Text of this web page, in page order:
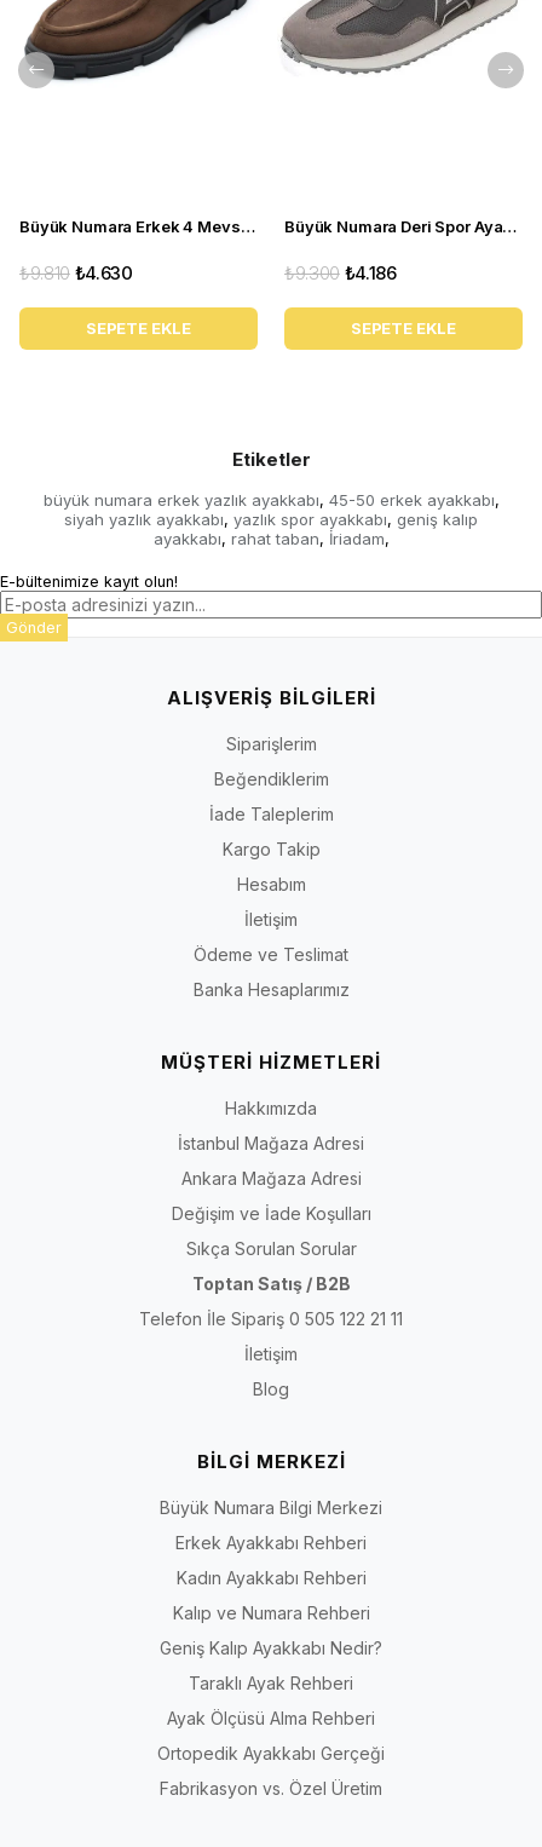
Büyük Numara Erkek 4 Mevsim Ayakkabı - PASA103 Kahve
₺4.630
₺9.810
SEPETE EKLE
Büyük Numara Deri Spor Ayakkabı - GG18 Gri
₺4.186
₺9.300
SEPETE EKLE
Etiketler
büyük numara erkek yazlık ayakkabı, 45-50 erkek ayakkabı,
siyah yazlık ayakkabı, yazlık spor ayakkabı, geniş kalıp
ayakkabı, rahat taban, İriadam,
E-bültenimize kayıt olun!
Gönder
ALIŞVERİŞ BİLGİLERİ
Siparişlerim
Beğendiklerim
İade Taleplerim
Kargo Takip
Hesabım
İletişim
Ödeme ve Teslimat
Banka Hesaplarımız
MÜŞTERİ HİZMETLERİ
Hakkımızda
İstanbul Mağaza Adresi
Ankara Mağaza Adresi
Değişim ve İade Koşulları
Sıkça Sorulan Sorular
Toptan Satış / B2B
Telefon İle Sipariş 0 505 122 21 11
İletişim
Blog
BİLGİ MERKEZİ
Büyük Numara Bilgi Merkezi
Erkek Ayakkabı Rehberi
Kadın Ayakkabı Rehberi
Kalıp ve Numara Rehberi
Geniş Kalıp Ayakkabı Nedir?
Taraklı Ayak Rehberi
Ayak Ölçüsü Alma Rehberi
Ortopedik Ayakkabı Gerçeği
Fabrikasyon vs. Özel Üretim